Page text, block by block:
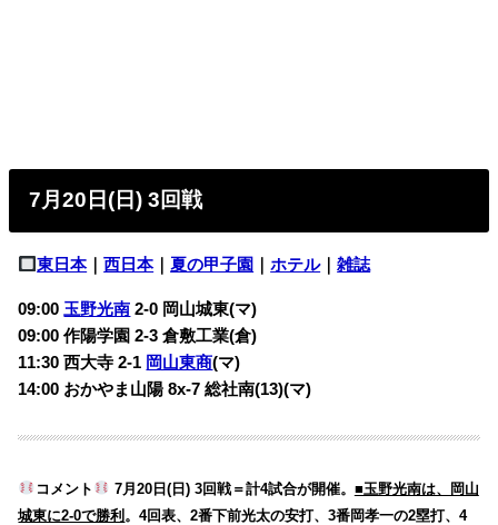
7月20日(日) 3回戦
東日本｜西日本｜夏の甲子園 ｜ホテル｜雑誌
09:00玉野光南 2-0 岡山城東(マ)
09:00 作陽学園 2-3倉敷工業(倉)
11:30 西大寺 2-1 岡山東商(マ)
14:00 おかやま山陽 8x-7総社南(13)(マ)
コメント 7月20日(日) 3回戦＝計4試合が開催。 ■玉野光南は、岡山
城東に2-0で勝利 。4回表、2番下前光太の安打、3番岡孝一の2塁打、4